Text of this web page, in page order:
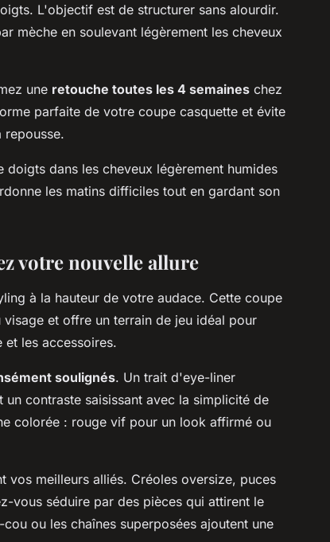
L'objectif est de structurer sans alourdir.
mèche en soulevant légèrement les cheveux
une retouche toutes les 4 semaines chez
parfaite de votre coupe casquette et évite
dans les cheveux légèrement humides
les matins difficiles tout en gardant son
votre nouvelle allure
à la hauteur de votre audace. Cette coupe
et offre un terrain de jeu idéal pour
et les accessoires.
soulignés. Un trait d'eye-liner
contraste saisissant avec la simplicité de
colorée : rouge vif pour un look affirmé ou
vos meilleurs alliés. Créoles oversize, puces
vous séduire par des pièces qui attirent le
ou les chaînes superposées ajoutent une